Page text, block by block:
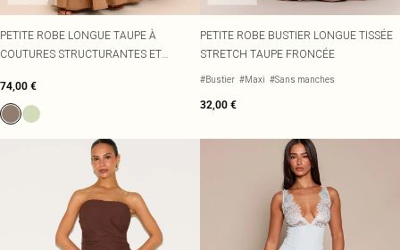
PETITE ROBE LONGUE TAUPE À
COUTURES STRUCTURANTES ET
74,00 €
PETITE ROBE BUSTIER LONGUE TISSÉE
STRETCH TAUPE FRONCÉE
#Bustier #Maxi #Sans manches
32,00 €